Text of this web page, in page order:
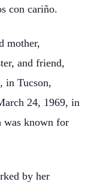
con cariño.
mother,
and friend,
in Tucson,
24, 1969, in
was known for
by her